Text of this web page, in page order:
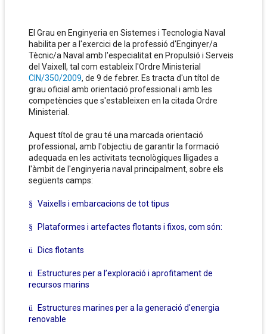
El Grau en Enginyeria en Sistemes i Tecnologia Naval
habilita per a l'exercici de la professió d'Enginyer/a
Tècnic/a Naval amb l'especialitat en Propulsió i Serveis
del Vaixell, tal com estableix l'Ordre Ministerial
CIN/350/2009, de 9 de febrer. Es tracta d'un títol de
grau oficial amb orientació professional i amb les
competències que s'estableixen en la citada Ordre
Ministerial.
Aquest títol de grau té una marcada orientació
professional, amb l'objectiu de garantir la formació
adequada en les activitats tecnològiques lligades a
l'àmbit de l'enginyeria naval principalment, sobre els
següents camps:
§ Vaixells i embarcacions de tot tipus
§ Plataformes i artefactes flotants i fixos, com són:
ü Dics flotants
ü
Estructures per a l’exploració i aprofitament de
recursos marins
ü
Estructures marines per a la generació d'energia
renovable